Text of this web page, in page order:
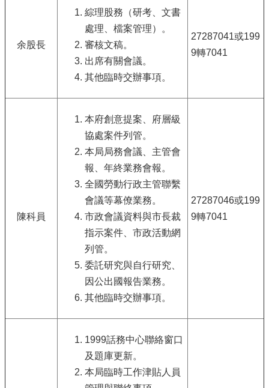
余股長
綜理股務（研考、文書
處理、檔案管理）。
審核文稿。
出席有關會議。
其他臨時交辦事項。
27287041或199
9轉7041
陳科員
本府創意提案、府層級
協處案件列管。
本局局務會議、主管會
報、年終業務會報。
全國勞動行政主管聯繫
會議等幕僚業務。
市政會議資料與市長裁
指示案件、市政活動網
列管。
委託研究與自行研究、
因公出國報告業務。
其他臨時交辦事項。
27287046或199
9轉7041
1999話務中心聯絡窗口
及題庫更新。
本局臨時工作津貼人員